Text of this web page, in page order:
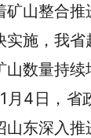
矿山整合
实施，我
山数量持
月4日，省
山东深入